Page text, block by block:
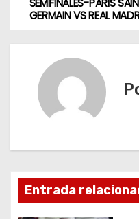
c
i
ó
GERMAIN VS REAL
Entrada